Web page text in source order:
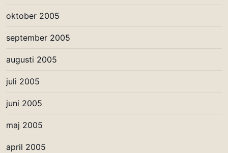
oktober 2005
september 2005
augusti 2005
juli 2005
juni 2005
maj 2005
april 2005